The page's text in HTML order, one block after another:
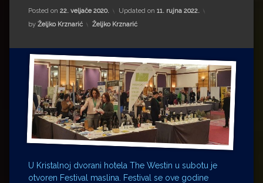
Drugi autori
Drugi autori
Matea Andrić
Ljiljana Lekanić-Kljaić
Željko Krznarić
Mario Lovreković
Miroslav Šantek
Posted on 22. veljače 2020. Updated on 11. rujna 2022.
by Željko Krznarić Kategorije:
Željko Krznarić
U Kristalnoj dvorani hotela The Westin u subotu je
otvoren Festival maslina. Festival se ove godine